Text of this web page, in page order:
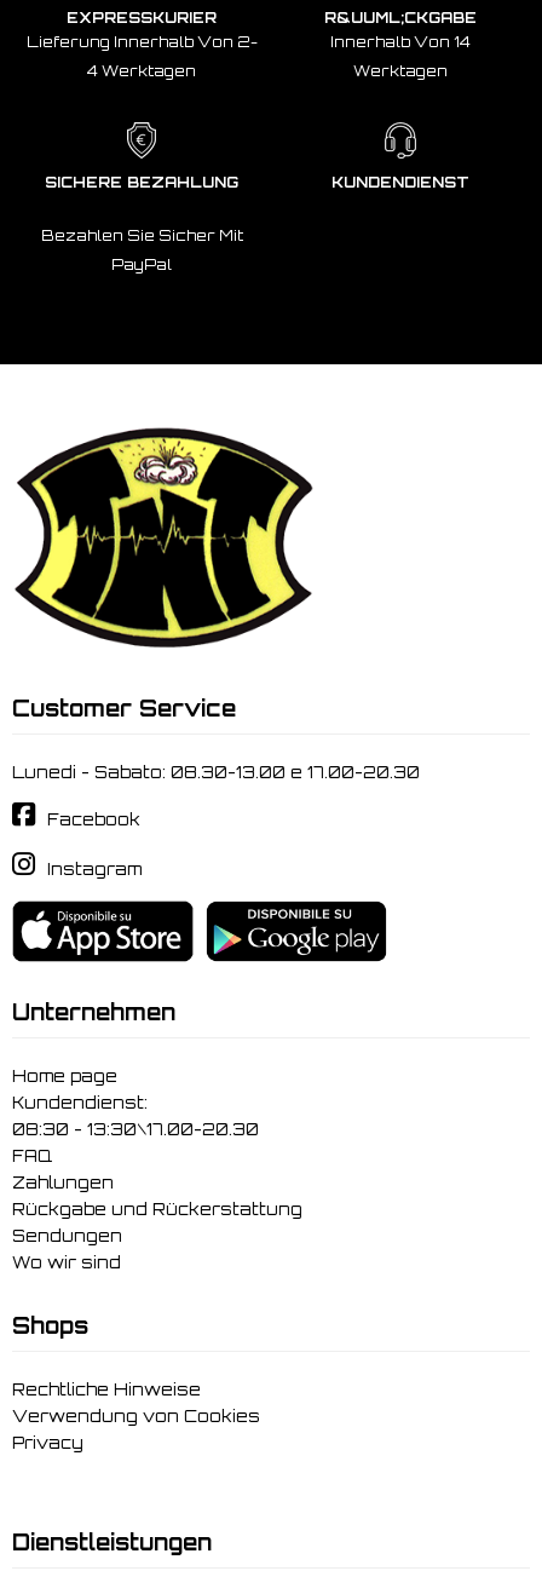
EXPRESSKURIER
Lieferung Innerhalb Von 2-
4 Werktagen
R&UUML;CKGABE
Innerhalb Von 14
Werktagen
SICHERE BEZAHLUNG
Bezahlen Sie Sicher Mit
PayPal
KUNDENDIENST
Customer Service
Lunedi - Sabato: 08.30-13.00 e 17.00-20.30
Facebook
Instagram
Unternehmen
Home page
Kundendienst:
08:30 - 13:30\17.00-20.30
FAQ
Zahlungen
Rückgabe und Rückerstattung
Sendungen
Wo wir sind
Shops
Rechtliche Hinweise
Verwendung von Cookies
Privacy
Dienstleistungen